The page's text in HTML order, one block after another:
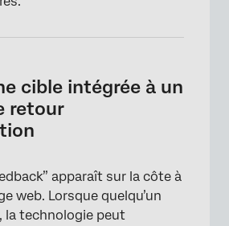
cible intégrée à un
retour
apparaît sur la côte à
web. Lorsque quelqu’un
la technologie peut